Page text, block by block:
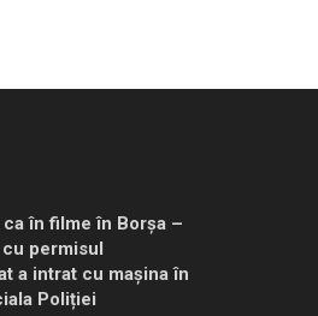
în filme în Borșa –
permisul
a intrat cu mașina în
Poliției